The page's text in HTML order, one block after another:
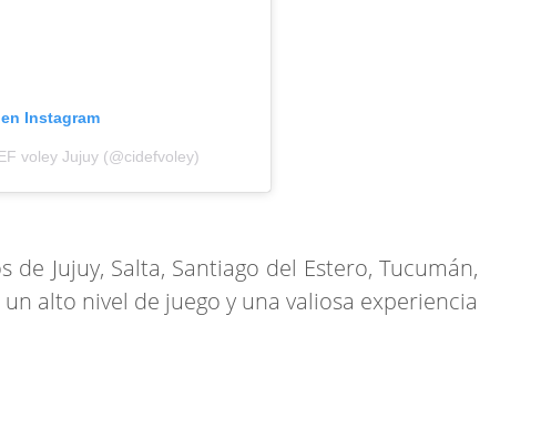
Instagram
voley Jujuy (@cidefvoley)
Jujuy, Salta, Santiago del Estero, Tucumán,
alto nivel de juego y una valiosa experiencia